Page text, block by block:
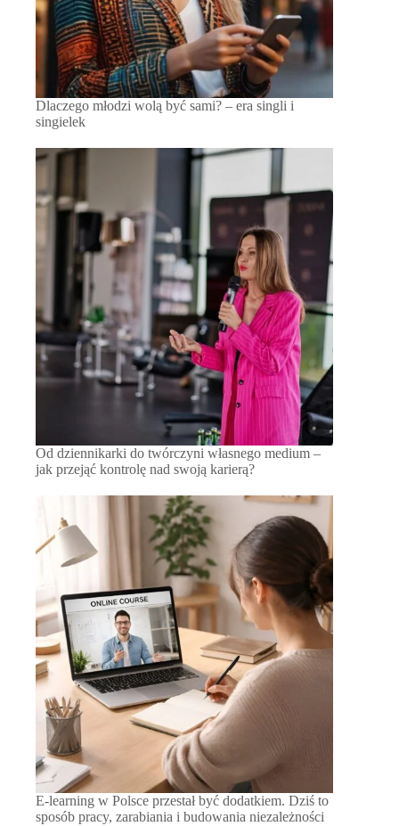
Dlaczego młodzi wolą być sami? – era singli i
singielek
Od dziennikarki do twórczyni własnego medium –
jak przejąć kontrolę nad swoją karierą?
E-learning w Polsce przestał być dodatkiem. Dziś to
sposób pracy, zarabiania i budowania niezależności